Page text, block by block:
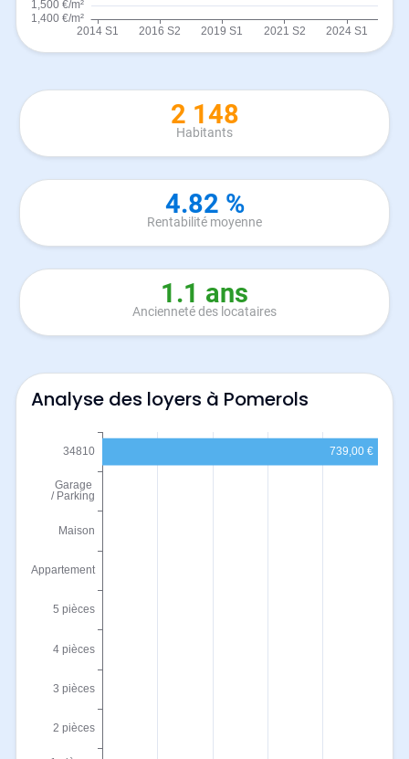
2 148
Habitants
4.82 %
Rentabilité moyenne
1.1 ans
Ancienneté des locataires
Analyse des loyers à Pomerols